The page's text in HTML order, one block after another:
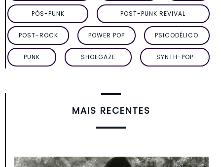
PÓS-PUNK POST-PUNK REVIVAL
POST-ROCK POWER POP PSICODÉLICO
PUNK SHOEGAZE SYNTH-POP
MAIS RECENTES